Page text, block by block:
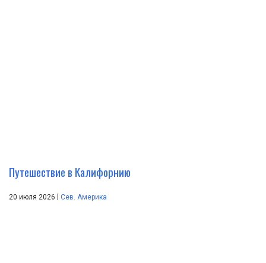
Путешествие в Калифорнию
20 июля 2026 Сев. Америка